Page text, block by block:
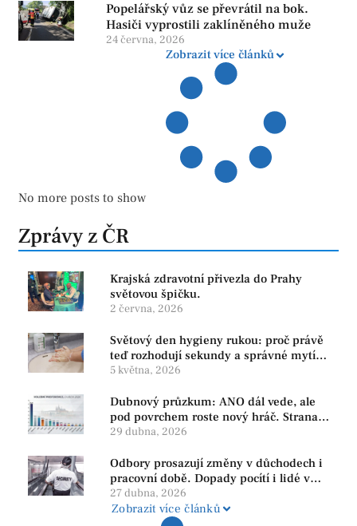
Popelářský vůz se převrátil na bok.
Hasiči vyprostili zaklíněného muže
24 června, 2026
Zobrazit více článků
No more posts to show
Zprávy z ČR
Krajská zdravotní přivezla do Prahy
světovou špičku.
2 června, 2026
Světový den hygieny rukou: proč právě
teď rozhodují sekundy a správné mytí
rukou
5 května, 2026
Dubnový průzkum: ANO dál vede, ale
pod povrchem roste nový hráč. Strana
PRO se drží nejvýš mezi menšími
29 dubna, 2026
Odbory prosazují změny v důchodech i
pracovní době. Dopady pocítí i lidé v
našem regionu
27 dubna, 2026
Zobrazit více článků